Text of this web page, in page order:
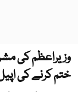
وزیراعظم کی
ختم کرنے کی